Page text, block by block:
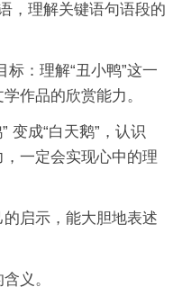
，理解关键语句语段的
：理解“丑小鸭”这一
作品的欣赏能力。
变成“白天鹅”，认识
一定会实现心中的理
启示，能大胆地表述
义。